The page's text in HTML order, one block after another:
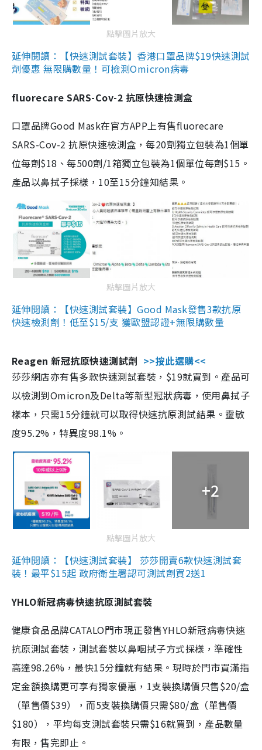
點擊圖片放大
延伸閱讀：【快速測試套裝】香港口罩品牌$19快速測試
劑優惠 無限購數量！可檢測Omicron病毒
fluorecare SARS-Cov-2 抗原快速檢測盒
口罩品牌Good Mask在官方APP上有售fluorecare
SARS-Cov-2 抗原快速檢測盒，每20劑獨立包裝為1個單
位每劑$18、每500劑/1箱獨立包裝為1個單位每劑$15。
產品以鼻拭子採樣，10至15分鐘知結果。
點擊圖片放大
延伸閱讀：【快速測試套裝】Good Mask發售3款抗原
快速檢測劑！低至$15/支 獲歐盟認證+無限購數量
Reagen 新冠抗原快速測試劑 >>按此選購<<
莎莎網店亦有售多款快速測試套裝，$19就買到。產品可
以檢測到Omicron及Delta等新型冠狀病毒，使用鼻拭子
樣本，只需15分鐘就可以取得快速抗原測試結果。靈敏
度95.2%，特異度98.1%。
+2
點擊圖片放大
延伸閱讀：【快速測試套裝】 莎莎開賣6款快速測試套
裝！最平$15起 政府衛生署認可測試劑買2送1
YHLO新冠病毒快速抗原測試套裝
健康食品品牌CATALO門市現正發售YHLO新冠病毒快速
抗原測試套裝，測試套裝以鼻咽拭子方式採樣，準確性
高達98.26%，最快15分鐘就有結果。現時於門市買滿指
定金額換購更可享有獨家優惠，1支裝換購價只售$20/盒
（單售價$39），而5支裝換購價只需$80/盒（單售價
$180），平均每支測試套裝只需$16就買到，產品數量
有限，售完即止。